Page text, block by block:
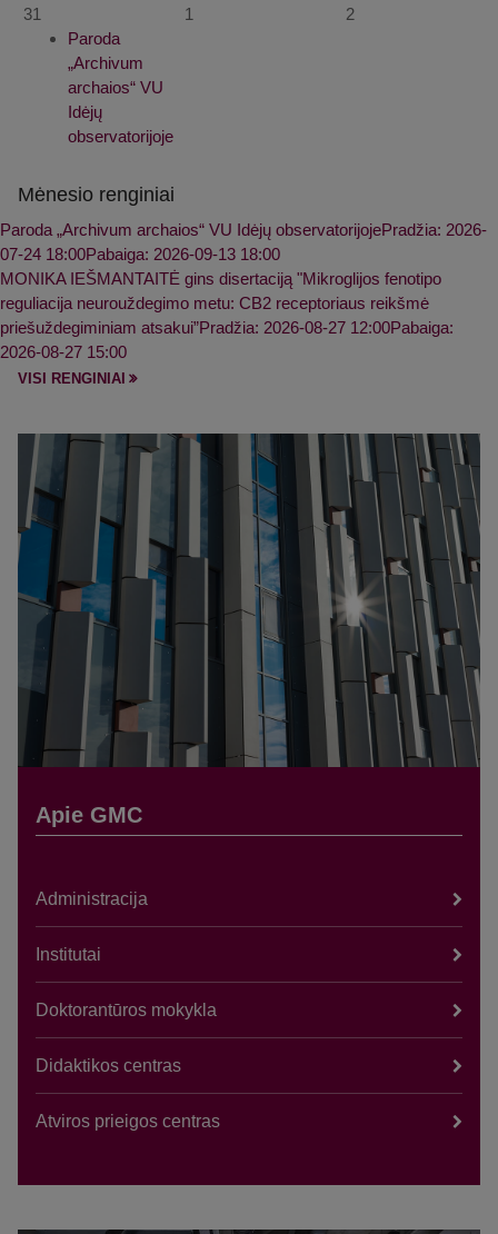
31
Paroda
„Archivum
archaios“ VU
Idėjų
observatorijoje
1 2
Mėnesio renginiai
Paroda „Archivum archaios“ VU Idėjų observatorijojePradžia: 2026-
07-24 18:00Pabaiga: 2026-09-13 18:00
MONIKA IEŠMANTAITĖ gins disertaciją "Mikroglijos fenotipo
reguliacija neurouždegimo metu: CB2 receptoriaus reikšmė
priešuždegiminiam atsakui”Pradžia: 2026-08-27 12:00Pabaiga:
2026-08-27 15:00
VISI RENGINIAI
Apie GMC
Administracija
Institutai
Doktorantūros mokykla
Didaktikos centras
Atviros prieigos centras